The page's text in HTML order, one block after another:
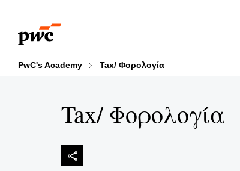
content
footer
PwC's Academy Tax/ Φορολογία
Tax/ Φορολογία